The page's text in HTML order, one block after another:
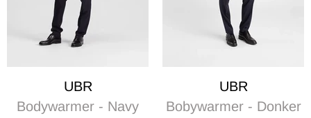
UBR
Bodywarmer - Navy
UBR
Bobywarmer - Donker